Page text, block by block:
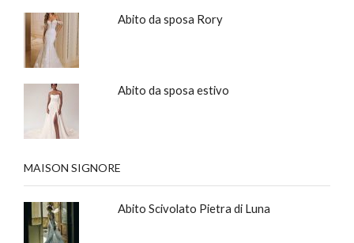
Abito da sposa Rory
Abito da sposa estivo
MAISON SIGNORE
Abito Scivolato Pietra di Luna